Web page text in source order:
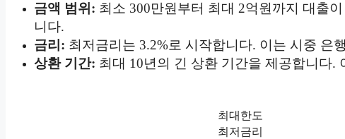
금액 범위: 최소 300만원부터 최대 2억원까지 대출
니다.
금리: 최저금리는 3.2%로 시작합니다. 이는 시중 은
상환 기간: 최대 10년의 긴 상환 기간을 제공합니다.
최대한도
최저금리